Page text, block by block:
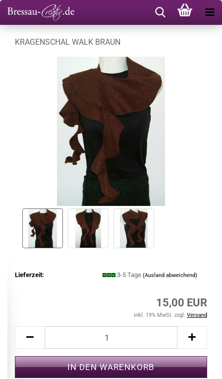
KRAGENSCHAL WALK BRAUN
Lieferzeit: 3-5 Tage (Ausland abweichend)
15,00 EUR
inkl. 19% MwSt. zzgl. Versand